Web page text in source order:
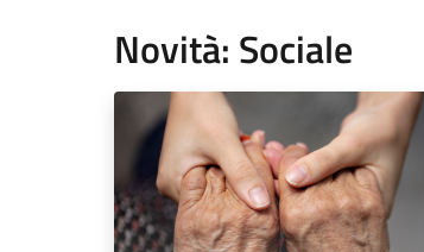
Novità: Sociale